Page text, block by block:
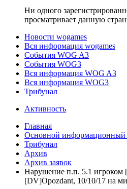
Ни одного
просматривает данную
Новости wogames
Вся информация wogames
События WOG A3
События WOG3
Вся информация WOG A3
Вся информация WOG3
Трибунал
Активность
Главная
Основной информационный
Трибунал
Архив
Архив заявок
Нарушение п.п. 5.1
[DV]Opozdant, 10/10/17 на